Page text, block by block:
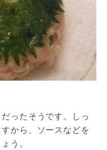
ったそうです。しっ
から、ソースなどを
う。